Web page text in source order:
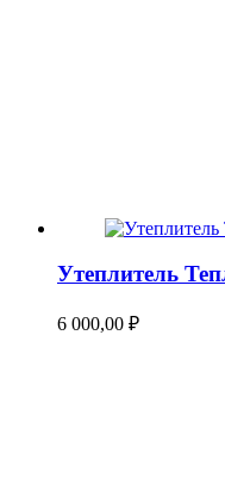
Утеплитель
6 000,00 ₽